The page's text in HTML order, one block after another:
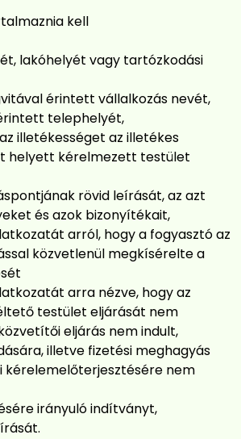
kell
lakóhelyét vagy tartózkodási
érintett vállalkozás nevét,
telephelyét,
illetékességet az illetékes
helyett kérelmezett testület
rövid leírását, az azt
és azok bizonyítékait,
arról, hogy a fogyasztó az
közvetlenül megkísérelte a
arra nézve, hogy az
testület eljárását nem
eljárás nem indult,
illetve fizetési meghagyás
kérelemelőterjesztésére nem
irányuló indítványt,